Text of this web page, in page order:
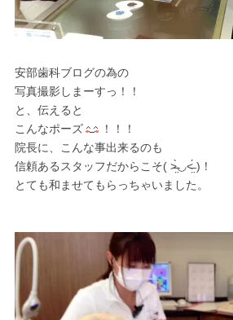
安部歯科ブログの為の
写真撮影しまーすっ！！
と、伝えると
こんなポーズ
！！！
院長に、こんな事出来るのも
信頼あるスタッフだからこそ( ˃̶̤̀◡˂̶̤́ )！
とても和ませてもらっちゃいました。